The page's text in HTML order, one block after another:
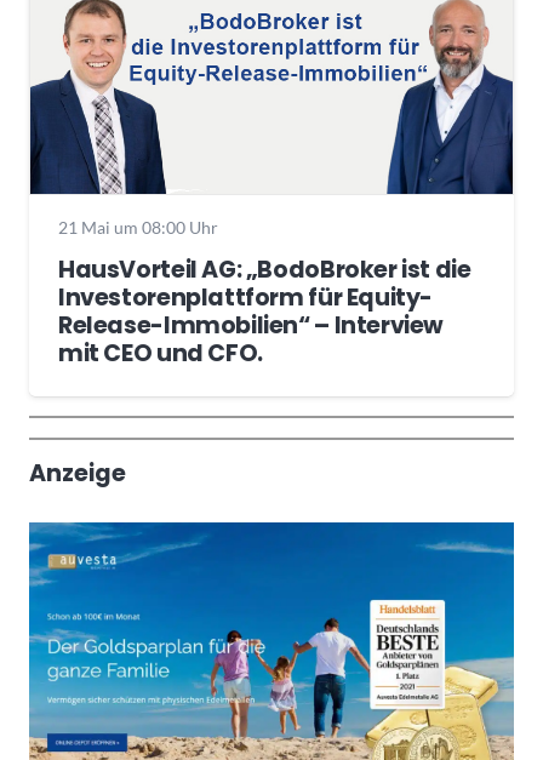
21 Mai um 08:00 Uhr
HausVorteil AG: „BodoBroker ist die
Investorenplattform für Equity-
Release-Immobilien“ – Interview
mit CEO und CFO.
Wochenrückblick
Trendthemen
Anzeige